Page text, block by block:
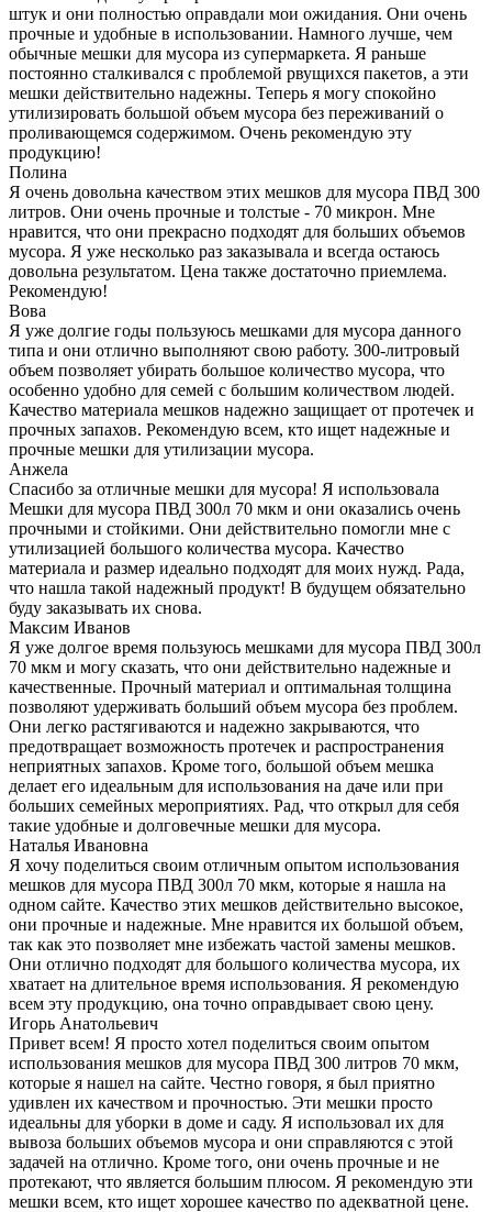
штук и они полностью оправдали мои ожидания. Они очень
прочные и удобные в использовании. Намного лучше, чем
обычные мешки для мусора из супермаркета. Я раньше
постоянно сталкивался с проблемой рвущихся пакетов, а эти
мешки действительно надежны. Теперь я могу спокойно
утилизировать большой объем мусора без переживаний о
проливающемся содержимом. Очень рекомендую эту
продукцию!
Полина
Я очень довольна качеством этих мешков для мусора ПВД 300
литров. Они очень прочные и толстые - 70 микрон. Мне
нравится, что они прекрасно подходят для больших объемов
мусора. Я уже несколько раз заказывала и всегда остаюсь
довольна результатом. Цена также достаточно приемлема.
Рекомендую!
Вова
Я уже долгие годы пользуюсь мешками для мусора данного
типа и они отлично выполняют свою работу. 300-литровый
объем позволяет убирать большое количество мусора, что
особенно удобно для семей с большим количеством людей.
Качество материала мешков надежно защищает от протечек и
прочных запахов. Рекомендую всем, кто ищет надежные и
прочные мешки для утилизации мусора.
Анжела
Спасибо за отличные мешки для мусора! Я использовала
Мешки для мусора ПВД 300л 70 мкм и они оказались очень
прочными и стойкими. Они действительно помогли мне с
утилизацией большого количества мусора. Качество
материала и размер идеально подходят для моих нужд. Рада,
что нашла такой надежный продукт! В будущем обязательно
буду заказывать их снова.
Максим Иванов
Я уже долгое время пользуюсь мешками для мусора ПВД 300л
70 мкм и могу сказать, что они действительно надежные и
качественные. Прочный материал и оптимальная толщина
позволяют удерживать больший объем мусора без проблем.
Они легко растягиваются и надежно закрываются, что
предотвращает возможность протечек и распространения
неприятных запахов. Кроме того, большой объем мешка
делает его идеальным для использования на даче или при
больших семейных мероприятиях. Рад, что открыл для себя
такие удобные и долговечные мешки для мусора.
Наталья Ивановна
Я хочу поделиться своим отличным опытом использования
мешков для мусора ПВД 300л 70 мкм, которые я нашла на
одном сайте. Качество этих мешков действительно высокое,
они прочные и надежные. Мне нравится их большой объем,
так как это позволяет мне избежать частой замены мешков.
Они отлично подходят для большого количества мусора, их
хватает на длительное время использования. Я рекомендую
всем эту продукцию, она точно оправдывает свою цену.
Игорь Анатольевич
Привет всем! Я просто хотел поделиться своим опытом
использования мешков для мусора ПВД 300 литров 70 мкм,
которые я нашел на сайте. Честно говоря, я был приятно
удивлен их качеством и прочностью. Эти мешки просто
идеальны для уборки в доме и саду. Я использовал их для
вывоза больших объемов мусора и они справляются с этой
задачей на отлично. Кроме того, они очень прочные и не
протекают, что является большим плюсом. Я рекомендую эти
мешки всем, кто ищет хорошее качество по адекватной цене.